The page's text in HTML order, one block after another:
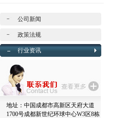
公司新闻
政策法规
行业资讯
地址：中国成都市高新区天府大道
1700号成都新世纪环球中心W3区8栋